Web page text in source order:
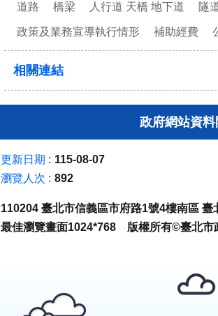
道路 橋梁 人行道 天橋 地下道 隧
政策及業務宣導執行情形 補助經費
相關連結
政府網站資
更新日期
115-08-07
瀏覽人次
892
110204 臺北市信義區市府路1號4樓南區 臺
最佳瀏覽畫面1024*768 版權所有©臺北市